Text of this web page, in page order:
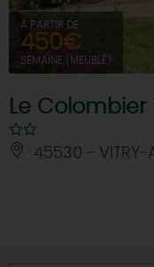
À PARTIR DE
450€
SEMAINE (MEUBLÉ)
Le Colombier 1
45530 - VITRY-